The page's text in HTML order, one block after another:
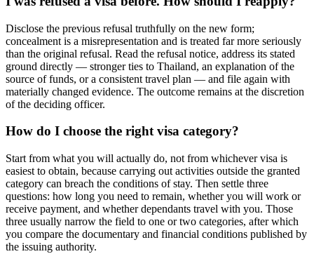
Disclose the previous refusal truthfully on the new form;
concealment is a misrepresentation and is treated far more seriously
than the original refusal. Read the refusal notice, address its stated
ground directly — stronger ties to Thailand, an explanation of the
source of funds, or a consistent travel plan — and file again with
materially changed evidence. The outcome remains at the discretion
of the deciding officer.
How do I choose the right visa category?
Start from what you will actually do, not from whichever visa is
easiest to obtain, because carrying out activities outside the granted
category can breach the conditions of stay. Then settle three
questions: how long you need to remain, whether you will work or
receive payment, and whether dependants travel with you. Those
three usually narrow the field to one or two categories, after which
you compare the documentary and financial conditions published by
the issuing authority.